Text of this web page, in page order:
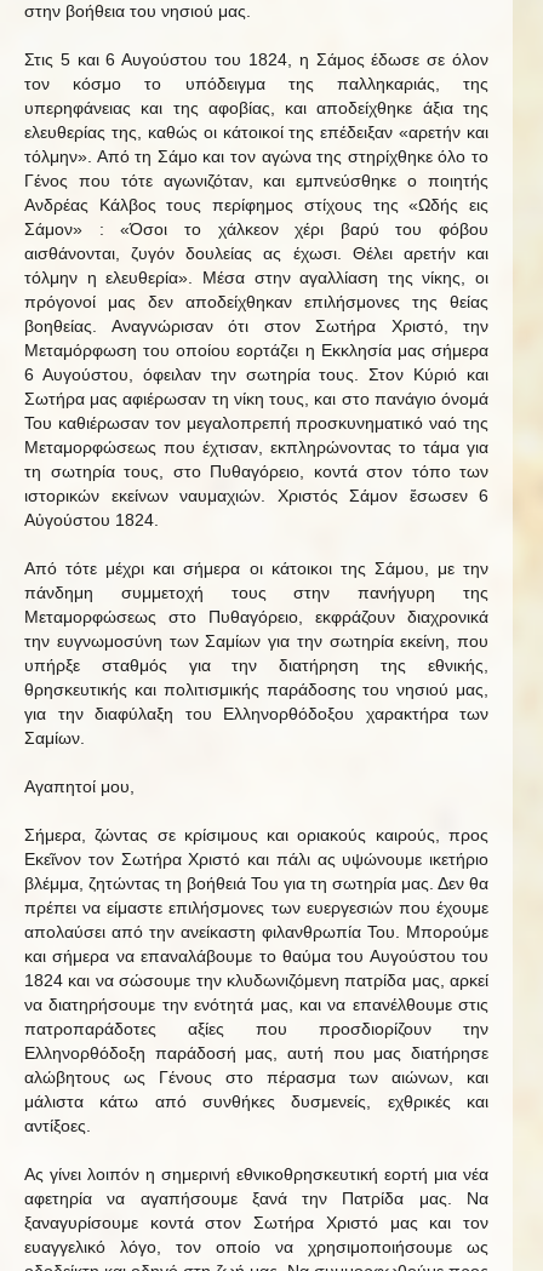
στην βοήθεια του νησιού μας.
Στις 5 και 6 Αυγούστου του 1824, η Σάμος έδωσε σε όλον
τον κόσμο το υπόδειγμα της παλληκαριάς, της
υπερηφάνειας και της αφοβίας, και αποδείχθηκε άξια της
ελευθερίας της, καθώς οι κάτοικοί της επέδειξαν «αρετήν και
τόλμην». Από τη Σάμο και τον αγώνα της στηρίχθηκε όλο το
Γένος που τότε αγωνιζόταν, και εμπνεύσθηκε ο ποιητής
Ανδρέας Κάλβος τους περίφημος στίχους της «Ωδής εις
Σάμον» : «Όσοι το χάλκεον χέρι βαρύ του φόβου
αισθάνονται, ζυγόν δουλείας ας έχωσι. Θέλει αρετήν και
τόλμην η ελευθερία». Μέσα στην αγαλλίαση της νίκης, οι
πρόγονοί μας δεν αποδείχθηκαν επιλήσμονες της θείας
βοηθείας. Αναγνώρισαν ότι στον Σωτήρα Χριστό, την
Μεταμόρφωση του οποίου εορτάζει η Εκκλησία μας σήμερα
6 Αυγούστου, όφειλαν την σωτηρία τους. Στον Κύριό και
Σωτήρα μας αφιέρωσαν τη νίκη τους, και στο πανάγιο όνομά
Του καθιέρωσαν τον μεγαλοπρεπή προσκυνηματικό ναό της
Μεταμορφώσεως που έχτισαν, εκπληρώνοντας το τάμα για
τη σωτηρία τους, στο Πυθαγόρειο, κοντά στον τόπο των
ιστορικών εκείνων ναυμαχιών. Χριστός Σάμον ἔσωσεν 6
Αὐγούστου 1824.
Από τότε μέχρι και σήμερα οι κάτοικοι της Σάμου, με την
πάνδημη συμμετοχή τους στην πανήγυρη της
Μεταμορφώσεως στο Πυθαγόρειο, εκφράζουν διαχρονικά
την ευγνωμοσύνη των Σαμίων για την σωτηρία εκείνη, που
υπήρξε σταθμός για την διατήρηση της εθνικής,
θρησκευτικής και πολιτισμικής παράδοσης του νησιού μας,
για την διαφύλαξη του Ελληνορθόδοξου χαρακτήρα των
Σαμίων.
Αγαπητοί μου,
Σήμερα, ζώντας σε κρίσιμους και οριακούς καιρούς, προς
Εκεῖνον τον Σωτήρα Χριστό και πάλι ας υψώνουμε ικετήριο
βλέμμα, ζητώντας τη βοήθειά Του για τη σωτηρία μας. Δεν θα
πρέπει να είμαστε επιλήσμονες των ευεργεσιών που έχουμε
απολαύσει από την ανείκαστη φιλανθρωπία Του. Μπορούμε
και σήμερα να επαναλάβουμε το θαύμα του Αυγούστου του
1824 και να σώσουμε την κλυδωνιζόμενη πατρίδα μας, αρκεί
να διατηρήσουμε την ενότητά μας, και να επανέλθουμε στις
πατροπαράδοτες αξίες που προσδιορίζουν την
Ελληνορθόδοξη παράδοσή μας, αυτή που μας διατήρησε
αλώβητους ως Γένους στο πέρασμα των αιώνων, και
μάλιστα κάτω από συνθήκες δυσμενείς, εχθρικές και
αντίξοες.
Ας γίνει λοιπόν η σημερινή εθνικοθρησκευτική εορτή μια νέα
αφετηρία να αγαπήσουμε ξανά την Πατρίδα μας. Να
ξαναγυρίσουμε κοντά στον Σωτήρα Χριστό μας και τον
ευαγγελικό λόγο, τον οποίο να χρησιμοποιήσουμε ως